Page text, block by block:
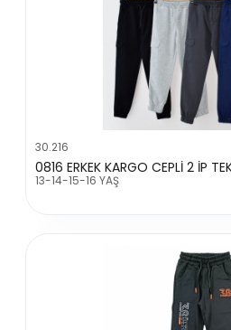
30.216
0816 ERKEK KARGO CEPLİ 2 İP
13-14-15-16 YAŞ